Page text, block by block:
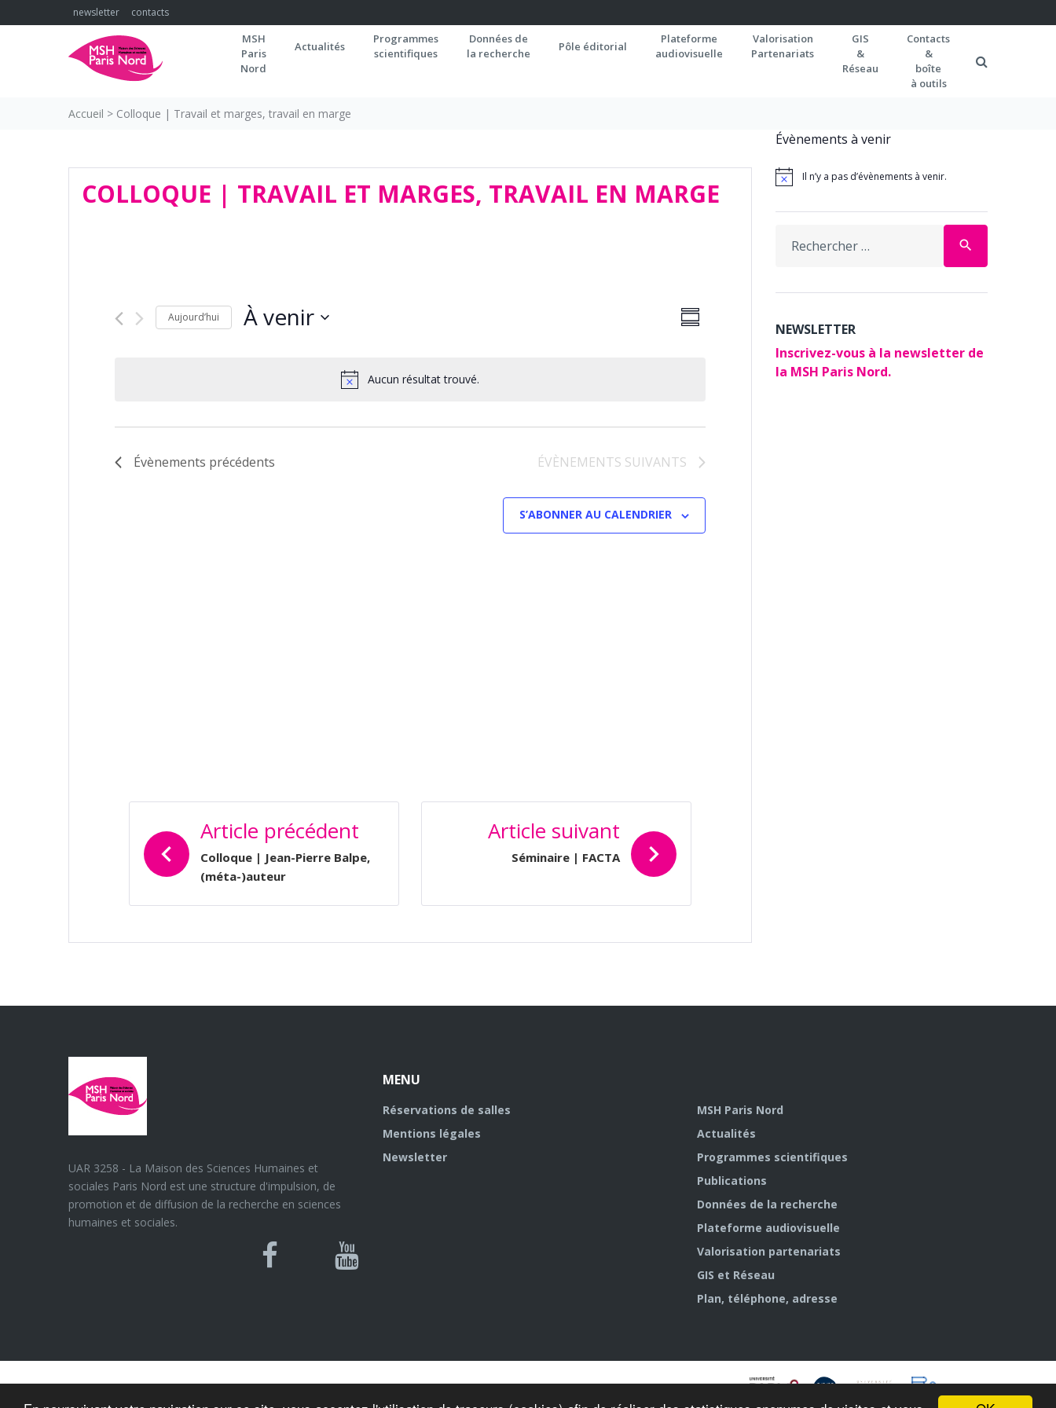
to
newsletter contacts
MSH
Paris
Nord
Actualités
Programmes
scientifiques
Données de
la recherche
Pôle éditorial
Plateforme
audiovisuelle
Valorisation
Partenariats
GIS
&
Réseau
Contacts
&
boîte
à outils
Accueil > Colloque | Travail et marges, travail en marge
COLLOQUE | TRAVAIL ET MARGES, TRAVAIL EN MARGE
Aucun résultat trouvé.
NAVIGATION
CONSULTATIONS
Navigation
Évènement
RÉSUMÉ
Aujourd’hui À venir
Évènements précédents ÉVÈNEMENTS SUIVANTS
S’ABONNER AU CALENDRIER
DE
L’ARTICLE
Article précédent
Colloque | Jean-Pierre Balpe,
(méta-)auteur
Article suivant
Séminaire | FACTA
Évènements à venir
Il n’y a pas d’évènements à venir.
for:
search
NEWSLETTER
Inscrivez-vous à la newsletter de
la MSH Paris Nord.
UAR 3258 - La Maison des Sciences Humaines et
sociales Paris Nord est une structure d'impulsion, de
promotion et de diffusion de la recherche en sciences
humaines et sociales.
Bluesky
Canal
MENU
Réservations de salles
Mentions légales
Newsletter
MSH Paris Nord
Actualités
Programmes scientifiques
Publications
Données de la recherche
Plateforme audiovisuelle
Valorisation partenariats
GIS et Réseau
Plan, téléphone, adresse